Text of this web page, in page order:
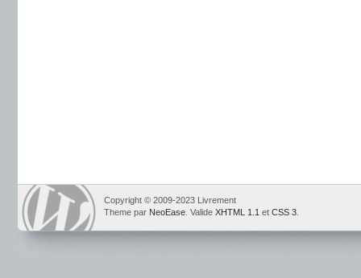
Copyright © 2009-2023 Livrement
Theme par NeoEase . Valide XHTML 1.1 et CSS 3